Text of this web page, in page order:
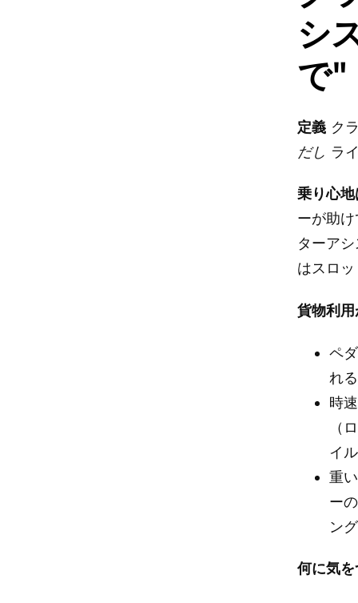
シ
で"
定義 ク
だし ラ
乗り心
ーが助
ターア
はスロ
貨物利
ペ
れ
時
（
イ
重
ー
ン
何に気